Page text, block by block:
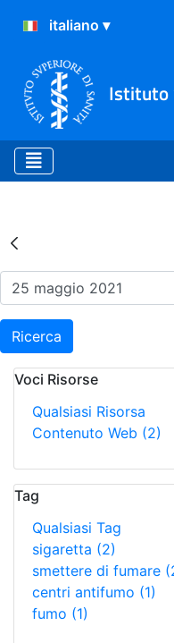
Istituto
Risultati
Ricerca
Voci Risorse
Qualsiasi Risorsa
Contenuto Web (2)
Tag
Qualsiasi Tag
sigaretta (2)
smettere di fumare
centri antifumo (1)
fumo (1)